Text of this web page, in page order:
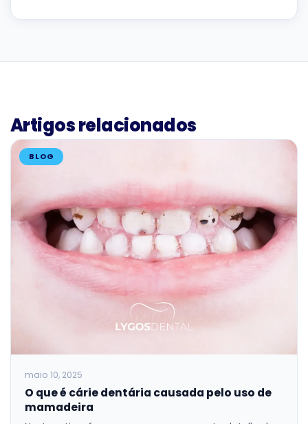
Artigos relacionados
BLOG
maio 10, 2025
O que é cárie dentária causada pelo uso de
mamadeira